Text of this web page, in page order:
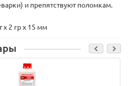
и препятствуют поломкам.
х 2 гр х 15 мм